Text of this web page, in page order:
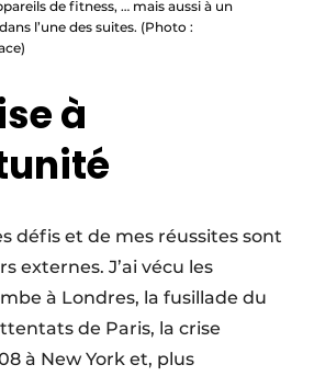
de fitness, … mais aussi à un
l’une des suites. (Photo :
à
défis et de mes réussites sont
externes. J’ai vécu les
à Londres, la fusillade du
de Paris, la crise
à New York et, plus